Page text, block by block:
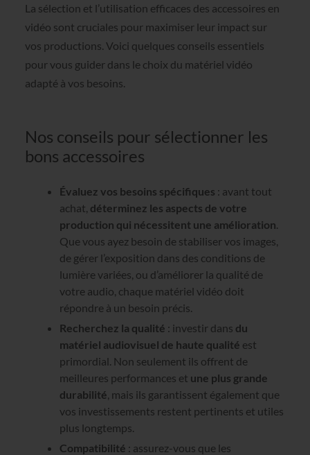
La sélection et l’utilisation efficaces des accessoires en
vidéo sont cruciales pour maximiser leur impact sur
vos productions. Voici quelques conseils essentiels
pour vous guider dans le choix du matériel vidéo
adapté à vos besoins.
Nos conseils pour sélectionner les
bons accessoires
Évaluez vos besoins spécifiques : avant tout
achat, déterminez les aspects de votre
production qui nécessitent une amélioration
Que vous ayez besoin de stabiliser vos images,
de gérer l’exposition dans des conditions de
lumière variées, ou d’améliorer la qualité de
votre audio, chaque matériel vidéo doit
répondre à un besoin précis.
Recherchez la qualité : investir dans du
matériel audiovisuel de haute qualité est
primordial. Non seulement ils offrent de
meilleures performances et une plus grande
durabilité , mais ils garantissent également que
vos investissements restent pertinents et utiles
plus longtemps.
Compatibilité : assurez-vous que les